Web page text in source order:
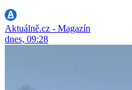
Aktuálně.cz - Magazín
dnes, 09:28